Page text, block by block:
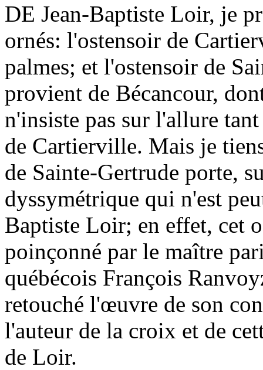
DE Jean-Baptiste Loir, je
ornés: l'ostensoir de
palmes; et l'ostensoir de
provient de Bécancour,
n'insiste pas sur l'allure
de Cartierville. Mais je
de Sainte-Gertrude porte,
dyssymétrique qui n'est
Baptiste Loir; en effet, cet
poinçonné par le maître
québécois François
retouché l'œuvre de son
l'auteur de la croix et de
de Loir.